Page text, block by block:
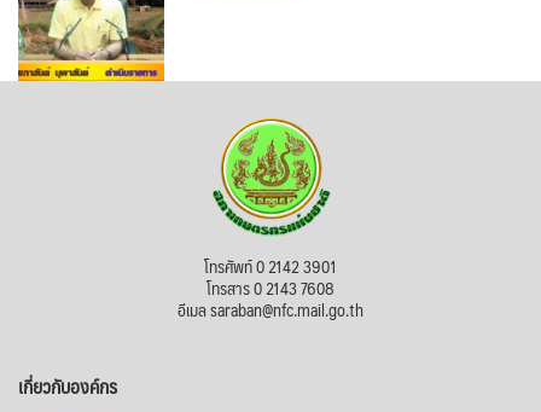
โทรศัพท์ 0 2142 3901
โทรสาร 0 2143 7608
อีเมล saraban@nfc.mail.go.th
เกี่ยวกับองค์กร